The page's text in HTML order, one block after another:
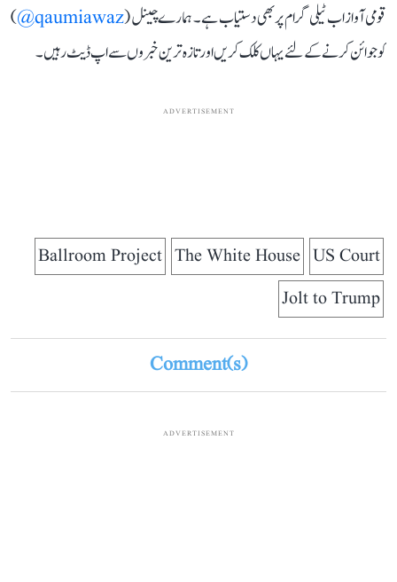
قومی آواز اب ٹیلی گرام پر بھی دستیاب ہے۔ ہمارے چینل (qaumiawaz@
)
کو جوائن کرنے کے لئے یہاں کلک کریں اور تازہ ترین خبروں سے اپ ڈیٹ رہیں۔
ADVERTISEMENT
US Court
The White House
Ballroom Project
Jolt to Trump
Comment(s)
ADVERTISEMENT